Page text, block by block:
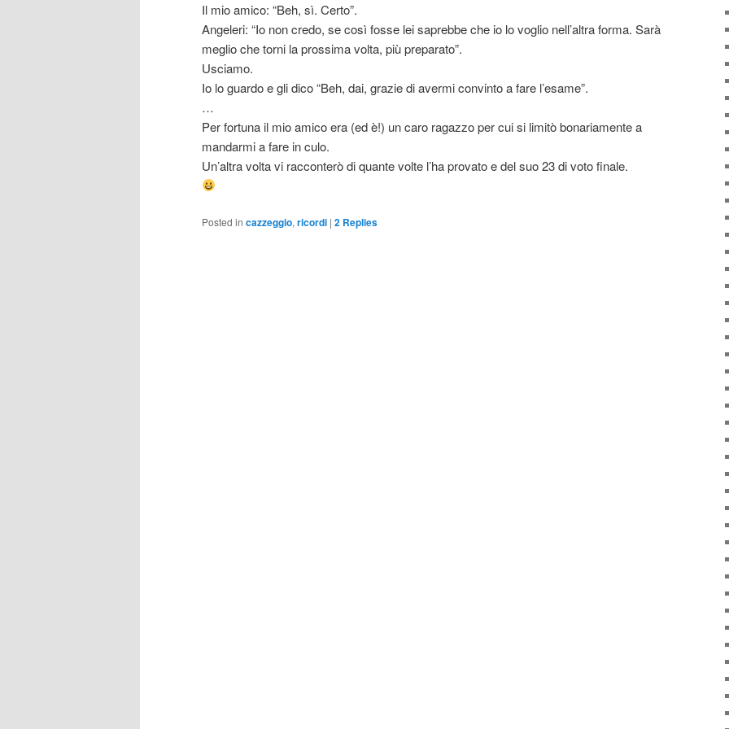
Il mio amico: “Beh, sì. Certo”.
Angeleri: “Io non credo, se così fosse lei saprebbe che io lo voglio nell’altra forma. Sarà
meglio che torni la prossima volta, più preparato”.
Usciamo.
Io lo guardo e gli dico “Beh, dai, grazie di avermi convinto a fare l’esame”.
…
Per fortuna il mio amico era (ed è!) un caro ragazzo per cui si limitò bonariamente a
mandarmi a fare in culo.
Un’altra volta vi racconterò di quante volte l’ha provato e del suo 23 di voto finale.
Posted in cazzeggio, ricordi | 2 Replies